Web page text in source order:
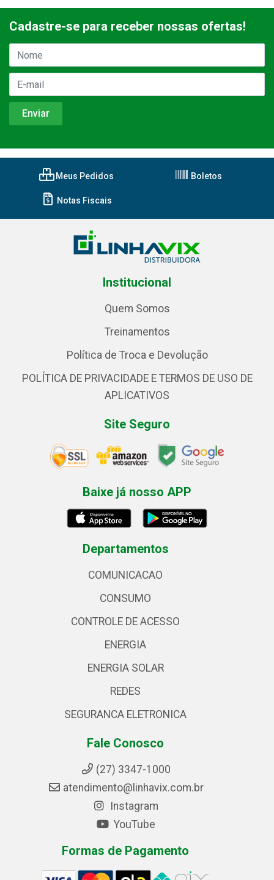
Cadastre-se para receber nossas ofertas!
Meus Pedidos Boletos
Notas Fiscais
Institucional
Quem Somos
Treinamentos
Política de Troca e Devolução
POLÍTICA DE PRIVACIDADE E TERMOS DE USO DE
APLICATIVOS
Site Seguro
Baixe já nosso APP
Departamentos
COMUNICACAO
CONSUMO
CONTROLE DE ACESSO
ENERGIA
ENERGIA SOLAR
REDES
SEGURANCA ELETRONICA
Fale Conosco
(27) 3347-1000
atendimento@linhavix.com.br
Instagram
YouTube
Formas de Pagamento